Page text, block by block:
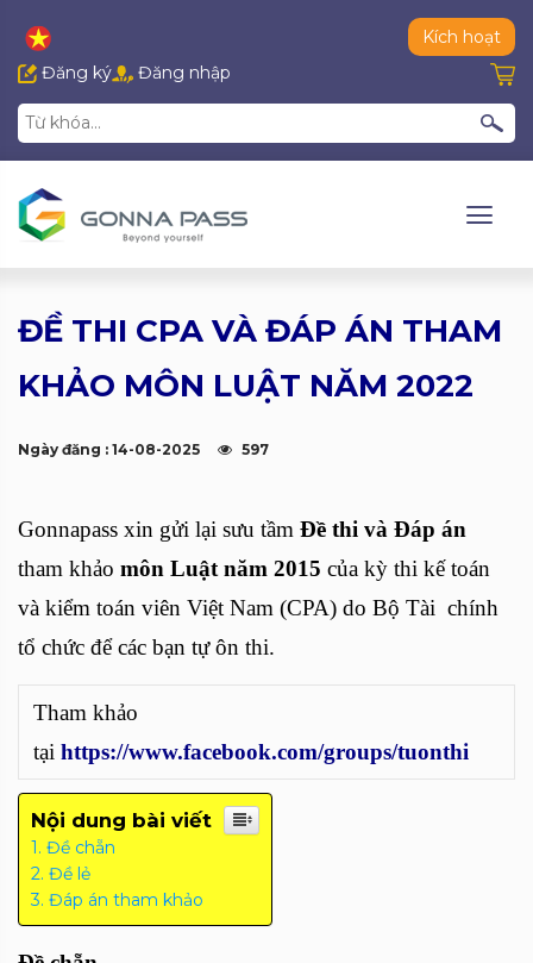
Kích hoạt
Đăng ký
Đăng nhập
ĐỀ THI CPA VÀ ĐÁP ÁN THAM
KHẢO MÔN LUẬT NĂM 2022
Ngày đăng : 14-08-2025 597
Gonnapass xin gửi lại sưu tầm Đề thi và Đáp án
tham khảo môn Luật năm 2015 của kỳ thi kế toán
và kiểm toán viên Việt Nam (CPA) do Bộ Tài chính
tổ chức để các bạn tự ôn thi.
Tham khảo
tại https://www.facebook.com/groups/tuonthi
Nội dung bài viết
Đề chẵn
Đề lẻ
Đáp án tham khảo